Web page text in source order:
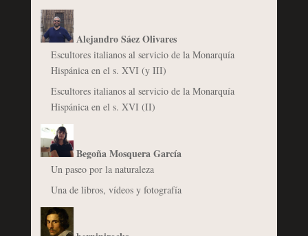
Alejandro Sáez Olivares
Escultores italianos al servicio de la Monarquía
Hispánica en el s. XVI (y III)
Escultores italianos al servicio de la Monarquía
Hispánica en el s. XVI (II)
Begoña Mosquera García
Un paseo por la naturaleza
Una de libros, vídeos y fotografía